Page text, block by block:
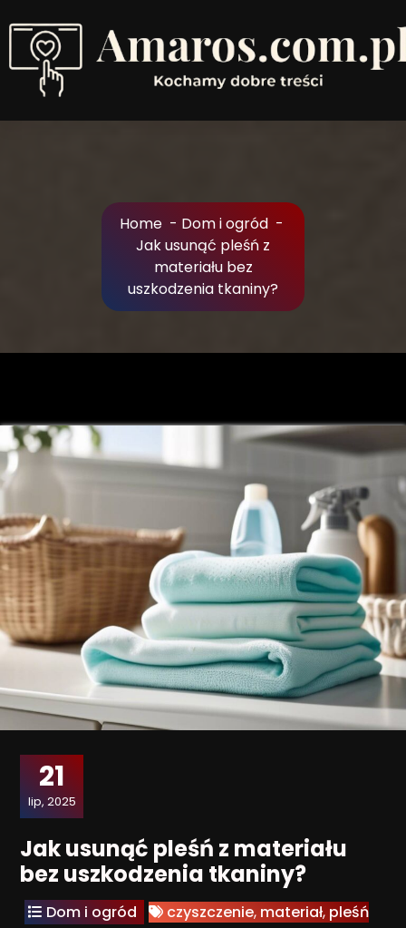
to
Content
Home- Dom i ogród-
Jak usunąć pleśń z
materiału bez
uszkodzenia tkaniny?
21
lip, 2025
Jak usunąć pleśń z materiału
bez uszkodzenia tkaniny?
Dom i ogród czyszczenie, materiał, pleśń